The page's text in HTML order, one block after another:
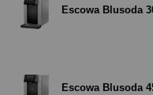
Escowa Blusoda
Escowa Blusoda